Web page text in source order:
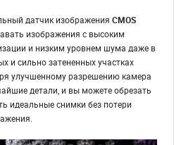
датчик изображения CMOS
изображения с высоким
и низким уровнем шума даже в
и сильно затененных участках
улучшенному разрешению камера
детали, и вы можете обрезать
идеальные снимки без потери